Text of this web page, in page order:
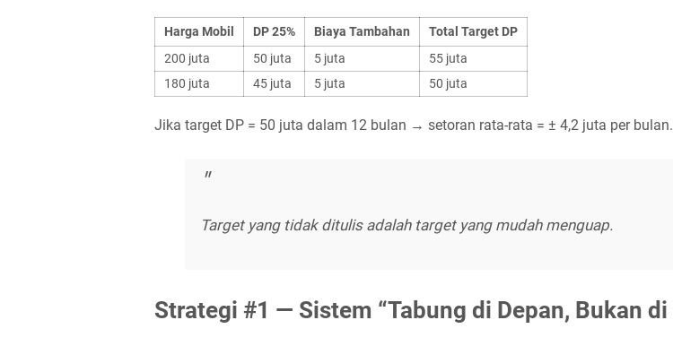
Harga Mobil DP 25% Biaya Tambahan
Total Target DP
200 juta
50 juta 5 juta
55 juta
180 juta
45 juta 5 juta 50 juta
Jika target DP = 50 juta dalam 12 bulan → setoran rata-rata = ± 4,2 juta per bulan.
Target yang tidak ditulis adalah target yang mudah menguap.
Strategi #1 — Sistem “Tabung di Depan, Bukan di